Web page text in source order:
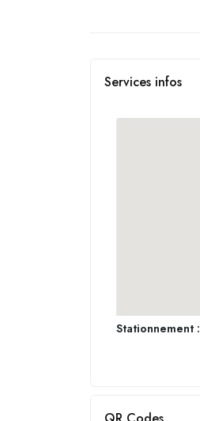
Services infos
Stationnement :